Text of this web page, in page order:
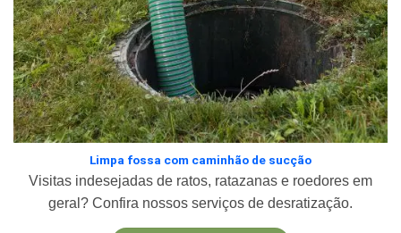
Limpa fossa com caminhão de sucção
Visitas indesejadas de ratos, ratazanas e roedores em
geral? Confira nossos serviços de desratização.